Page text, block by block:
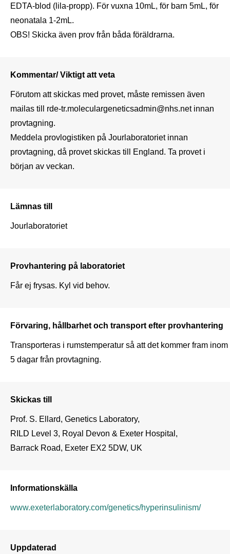
EDTA-blod (lila-propp). För vuxna 10mL, för barn 5mL, för
neonatala 1-2mL.
OBS! Skicka även prov från båda föräldrarna.
Kommentar/ Viktigt att veta
Förutom att skickas med provet, måste remissen även
mailas till rde-tr.moleculargeneticsadmin@nhs.net innan
provtagning.
Meddela provlogistiken på Jourlaboratoriet innan
provtagning, då provet skickas till England. Ta provet i
början av veckan.
Lämnas till
Jourlaboratoriet
Provhantering på laboratoriet
Får ej frysas. Kyl vid behov.
Förvaring, hållbarhet och transport efter provhantering
Transporteras i rumstemperatur så att det kommer fram inom
5 dagar från provtagning.
Skickas till
Prof. S. Ellard, Genetics Laboratory,
RILD Level 3, Royal Devon & Exeter Hospital,
Barrack Road, Exeter EX2 5DW, UK
Informationskälla
www.exeterlaboratory.com/genetics/hyperinsulinism/
Uppdaterad